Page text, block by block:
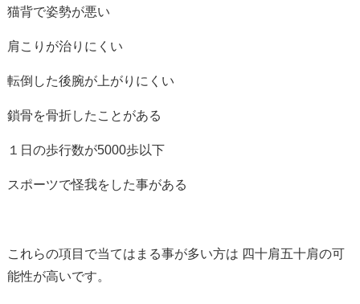
猫背で姿勢が悪い
肩こりが治りにくい
転倒した後腕が上がりにくい
鎖骨を骨折したことがある
１日の歩行数が5000歩以下
スポーツで怪我をした事がある
これらの項目で当てはまる事が多い方は 四十肩五十肩の可
能性が高いです。